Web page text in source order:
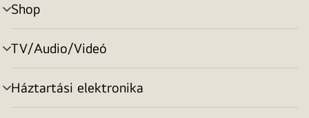
Shop
menu
toggle
TV/Audio/Videó
menu
toggle
Háztartási elektronika
menu
toggle